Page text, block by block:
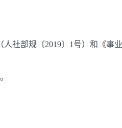
人社部规〔2019〕1号）和《事